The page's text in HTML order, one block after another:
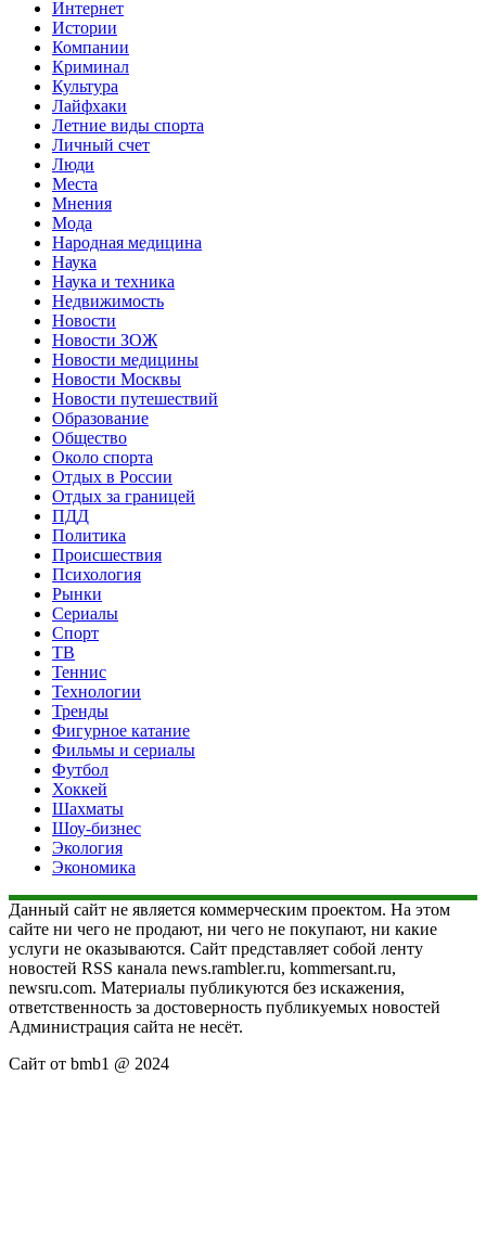
Интернет
Истории
Компании
Криминал
Культура
Лайфхаки
Летние виды спорта
Личный счет
Люди
Места
Мнения
Мода
Народная медицина
Наука
Наука и техника
Недвижимость
Новости
Новости ЗОЖ
Новости медицины
Новости Москвы
Новости путешествий
Образование
Общество
Около спорта
Отдых в России
Отдых за границей
ПДД
Политика
Происшествия
Психология
Рынки
Сериалы
Спорт
ТВ
Теннис
Технологии
Тренды
Фигурное катание
Фильмы и сериалы
Футбол
Хоккей
Шахматы
Шоу-бизнес
Экология
Экономика
Данный сайт не является коммерческим проектом. На этом
сайте ни чего не продают, ни чего не покупают, ни какие
услуги не оказываются. Сайт представляет собой ленту
новостей RSS канала news.rambler.ru, kommersant.ru,
newsru.com. Материалы публикуются без искажения,
ответственность за достоверность публикуемых новостей
Администрация сайта не несёт.
Сайт от bmb1 @ 2024